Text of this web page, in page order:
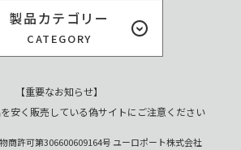
製品カテゴリー
CATEGORY
【重要なお知らせ】
安く販売している偽サイトにご注意ください
商許可第306600609164号 ユーロポート株式会社